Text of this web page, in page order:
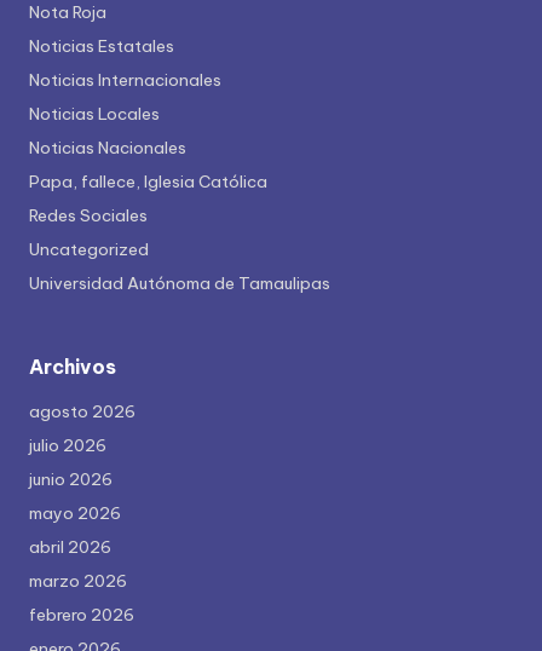
Nota Roja
Noticias Estatales
Noticias Internacionales
Noticias Locales
Noticias Nacionales
Papa, fallece, Iglesia Católica
Redes Sociales
Uncategorized
Universidad Autónoma de Tamaulipas
Archivos
agosto 2026
julio 2026
junio 2026
mayo 2026
abril 2026
marzo 2026
febrero 2026